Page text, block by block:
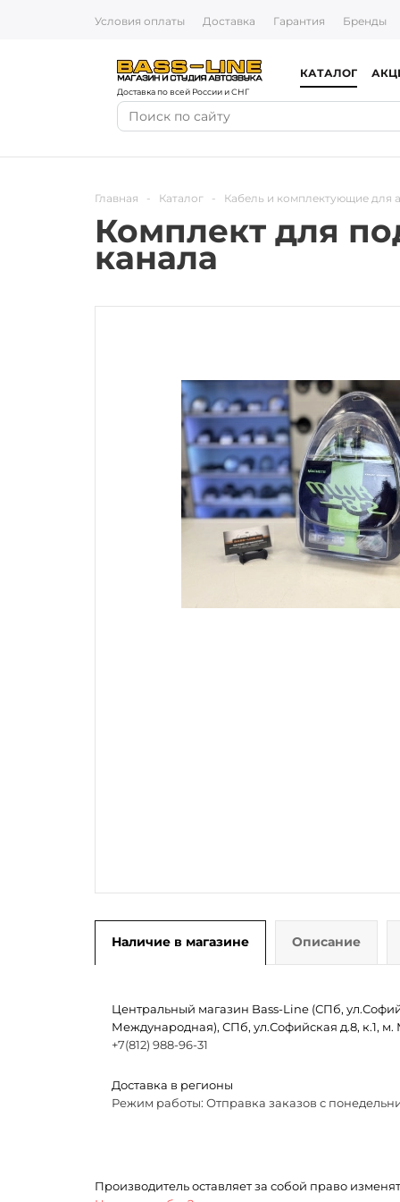
Условия оплаты Доставка Гарантия Бренды
Доставка по всей России и СНГ
КАТАЛОГ
Главная - Каталог - Кабель и комплектующие для
Комплект для
канала
Наличие в магазине Описание
Центральный магазин Bass-Line (СПб,
Международная), СПб, ул.Софийская д.8, к.1,
+7(812) 988-96-31
Доставка в регионы
Режим работы: Отправка заказов с
Производитель оставляет за собой право